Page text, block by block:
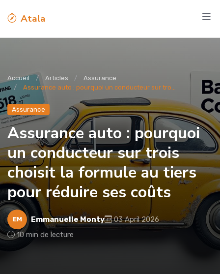
Atala
Accueil Articles
Assurance
Assurance auto : pourquoi un conducteur sur tro...
Assurance
Assurance auto : pourquoi
un conducteur sur trois
choisit la formule au tiers
pour réduire ses coûts
EM Emmanuelle Monty
03 April 2026
10 min de lecture